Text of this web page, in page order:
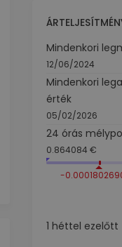
Mindenkori
12/06/2024
Mindenkori
érték
05/02/2026
24 órás
0.864084 €
-
1 héttel ezelőtt